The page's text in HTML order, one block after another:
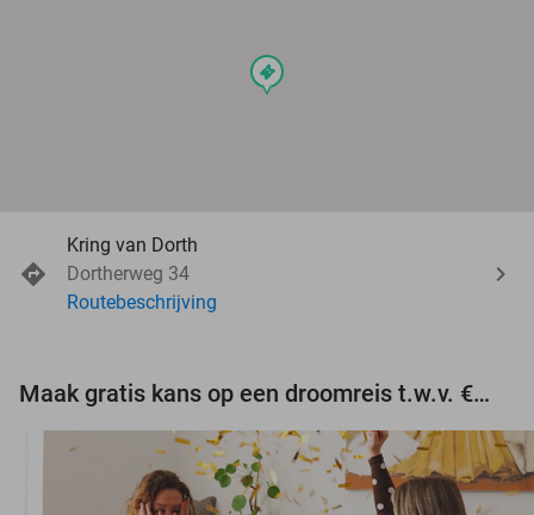
events
Kring van Dorth
Dortherweg 34
Routebeschrijving
Maak gratis kans op een droomreis t.w.v. €3.000!